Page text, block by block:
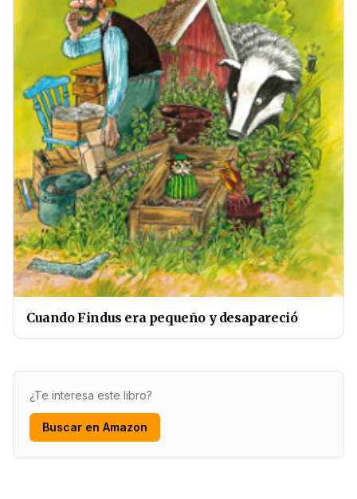
Cuando Findus era pequeño y desapareció
¿Te interesa este libro?
Buscar en Amazon